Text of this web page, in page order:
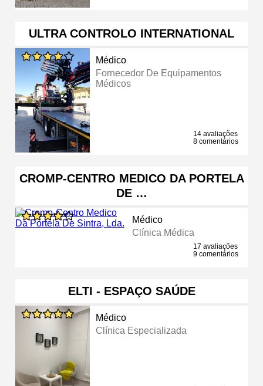
ULTRA CONTROLO INTERNATIONAL
Médico
Fornecedor De Equipamentos
Médicos
14 avaliações
8 comentários
CROMP-CENTRO MEDICO DA PORTELA
DE …
Médico
Clínica Médica
17 avaliações
9 comentários
ELTI - ESPAÇO SAÚDE
Médico
Clínica Especializada